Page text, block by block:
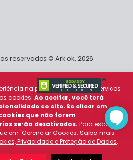
reservados © Arklok, 2026
na plataforma e prover serviços
cookies. Ao aceitar, você terá
do site. Se clicar em
que não forem
serão desativados. Para escolher
em "Gerenciar Cookies. Saiba mais
Privacidade e Proteção de Dados.